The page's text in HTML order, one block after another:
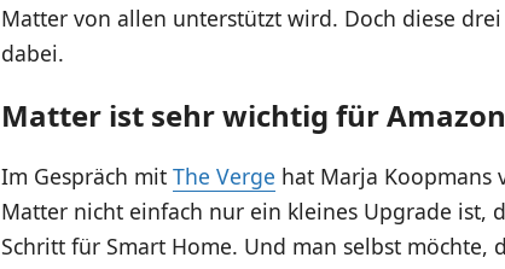
Matter von allen unterstützt wird. Doch diese
dabei.
Matter ist sehr wichtig für
Im Gespräch mit The Verge hat Marja Koopmans
Matter nicht einfach nur ein kleines Upgrade ist,
Schritt für Smart Home. Und man selbst möchte,